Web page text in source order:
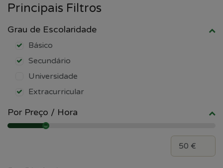
Principais Filtros
Grau de Escolaridade
Básico
Secundário
Universidade
Extracurricular
Por Preço / Hora